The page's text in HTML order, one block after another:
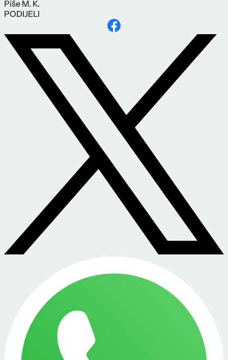
Piše M. K.
PODIJELI